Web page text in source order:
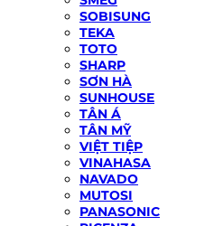
SOBISUNG
TEKA
TOTO
SHARP
SƠN HÀ
SUNHOUSE
TÂN Á
TÂN MỸ
VIỆT TIỆP
VINAHASA
NAVADO
MUTOSI
PANASONIC